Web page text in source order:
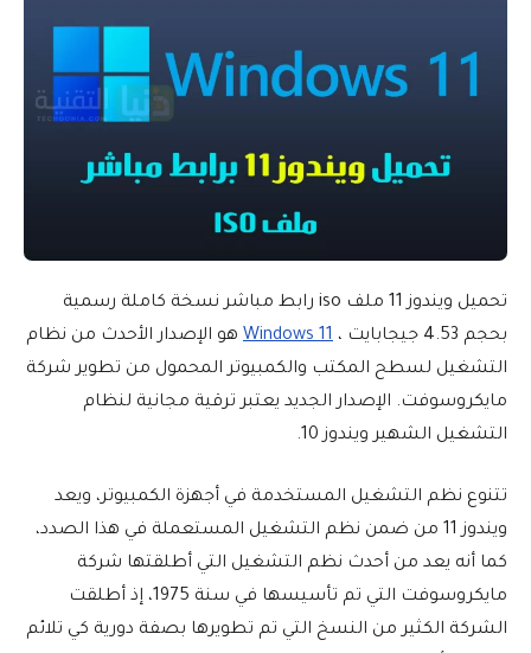
تحميل ويندوز 11 ملف iso رابط مباشر نسخة كاملة رسمية
بحجم 4.53 جيجابايت ،
Windows 11 هو الإصدار الأحدث من نظام
التشغيل لسطح المكتب والكمبيوتر المحمول من تطوير شركة
مايكروسوفت. الإصدار الجديد يعتبر ترقية مجانية لنظام
التشغيل الشهير ويندوز 10.
تتنوع نظم التشغيل المستخدمة في أجهزة الكمبيوتر، ويعد
ويندوز 11 من ضمن نظم التشغيل المستعملة في هذا الصدد،
كما أنه يعد من أحدث نظم التشغيل التي أطلقتها شركة
مايكروسوفت التي تم تأسيسها في سنة 1975، إذ أطلقت
الشركة الكثير من النسخ التي تم تطويرها بصفة دورية كي تلائم